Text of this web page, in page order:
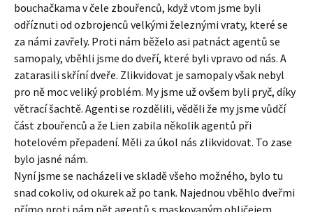
bouchačkama v čele zbouřenců, když vtom jsme byli
odříznuti od ozbrojenců velkými železnými vraty, které se
za námi zavřely. Proti nám běželo asi patnáct agentů se
samopaly, vběhli jsme do dveří, které byli vpravo od nás. A
zatarasili skříní dveře. Zlikvidovat je samopaly však nebyl
pro ně moc veliký problém. My jsme už ovšem byli pryč, díky
větrací šachtě. Agenti se rozdělili, věděli že my jsme vůdčí
část zbouřenců a že Lien zabila několik agentů při
hotelovém přepadení. Měli za úkol nás zlikvidovat. To zase
bylo jasné nám.
Nyní jsme se nacházeli ve skladě všeho možného, bylo tu
snad cokoliv, od okurek až po tank. Najednou vběhlo dveřmi
přímo proti nám pět agentů s maskovaným obličejem,